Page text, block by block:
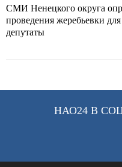
СМИ Ненецкого округа
проведения жеребьевки
депутаты
НАО24 В